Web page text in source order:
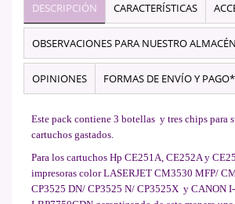
DESCRIPCIÓN CARACTERÍSTICAS
OBSERVACIONES PARA NUESTRO ALMACÉN
OPINIONES FORMAS DE ENVÍO Y PAGO*
Este pack contiene 3 botellas y tres chips para
cartuchos gastados.
Para los cartuchos Hp CE251A, CE252A y
impresoras color LASERJET CM3530 MFP/
CP3525 DN/ CP3525 N/ CP3525X y CANON